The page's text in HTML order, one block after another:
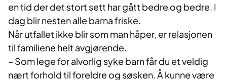
en tid der det stort sett har gått bedre og bedre. I
dag blir nesten alle barna friske.
Når utfallet ikke blir som man håper, er relasjonen
til familiene helt avgjørende.
– Som lege for alvorlig syke barn får du et veldig
nært forhold til foreldre og søsken. Å kunne være